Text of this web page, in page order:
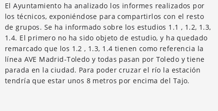
El Ayuntamiento ha analizado los informes realizados por
los técnicos, exponiéndose para compartirlos con el resto
de grupos. Se ha informado sobre los estudios 1.1 , 1.2, 1.3,
1.4. El primero no ha sido objeto de estudio, y ha quedado
remarcado que los 1.2 , 1.3, 1.4 tienen como referencia la
línea AVE Madrid-Toledo y todas pasan por Toledo y tiene
parada en la ciudad. Para poder cruzar el río la estación
tendría que estar unos 8 metros por encima del Tajo.